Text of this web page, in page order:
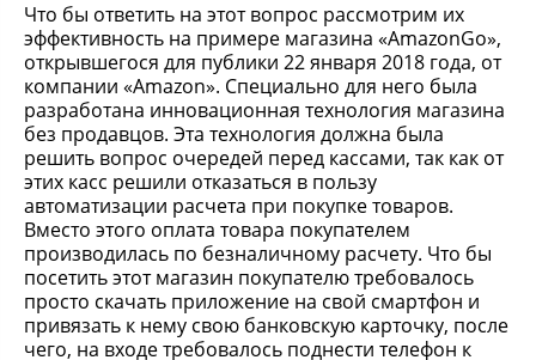
Что бы ответить на этот вопрос рассмотрим их
эффективность на примере магазина «AmazonGo»,
открывшегося для публики 22 января 2018 года, от
компании «Amazon». Специально для него была
разработана инновационная технология магазина
без продавцов. Эта технология должна была
решить вопрос очередей перед кассами, так как от
этих касс решили отказаться в пользу
автоматизации расчета при покупке товаров.
Вместо этого оплата товара покупателем
производилась по безналичному расчету. Что бы
посетить этот магазин покупателю требовалось
просто скачать приложение на свой смартфон и
привязать к нему свою банковскую карточку, после
чего, на входе требовалось поднести телефон к